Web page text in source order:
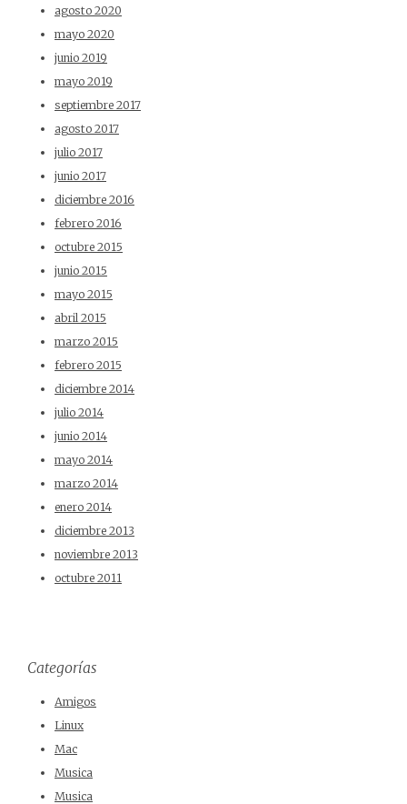
agosto 2020
mayo 2020
junio 2019
mayo 2019
septiembre 2017
agosto 2017
julio 2017
junio 2017
diciembre 2016
febrero 2016
octubre 2015
junio 2015
mayo 2015
abril 2015
marzo 2015
febrero 2015
diciembre 2014
julio 2014
junio 2014
mayo 2014
marzo 2014
enero 2014
diciembre 2013
noviembre 2013
octubre 2011
Categorías
Amigos
Linux
Mac
Musica
Musica